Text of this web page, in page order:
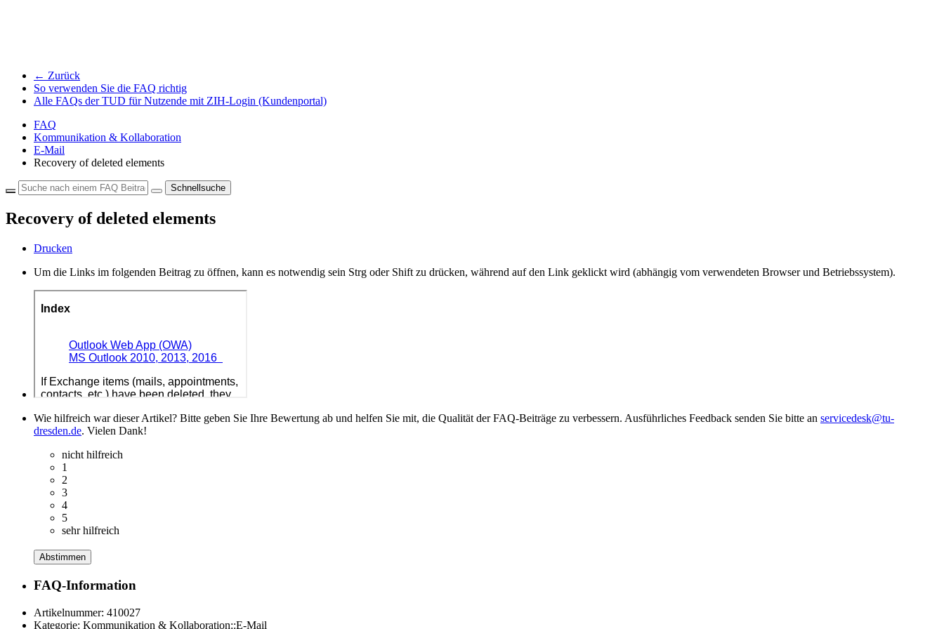
← Zurück
So verwenden Sie die FAQ richtig
Alle FAQs der TUD für Nutzende mit ZIH-Login (Kundenportal)
FAQ
Kommunikation & Kollaboration
E-Mail
Recovery of deleted elements
Schnellsuche
Recovery of deleted elements
Drucken
Um die Links im folgenden Beitrag zu öffnen, kann es notwendig sein Strg oder Shift zu drücken, während auf den Link geklickt wird (abhängig vom verwendeten Browser und Betriebssystem).
Wie hilfreich war dieser Artikel? Bitte geben Sie Ihre Bewertung ab und helfen Sie mit, die Qualität der FAQ-Beiträge zu verbessern. Ausführliches Feedback senden Sie bitte an servicedesk@tu-
dresden.de. Vielen Dank!
nicht hilfreich
1
2
3
4
5
sehr hilfreich
Abstimmen
FAQ-Information
Artikelnummer: 410027
Kategorie: Kommunikation & Kollaboration::E-Mail